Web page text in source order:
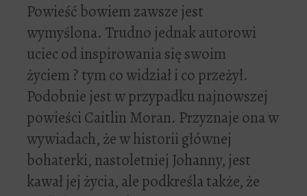
Powieść bowiem zawsze jest
wymyślona. Trudno jednak autorowi
uciec od inspirowania się swoim
życiem ? tym co widział i co przeżył.
Podobnie jest w przypadku najnowszej
powieści Caitlin Moran. Przyznaje ona w
wywiadach, że w historii głównej
bohaterki, nastoletniej Johanny, jest
kawał jej życia, ale podkreśla także, że